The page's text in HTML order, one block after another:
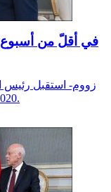
في أقلّ من أسبوع:
2020 بقصر قرطاج وزير الداخلية هشام الفوراتي.